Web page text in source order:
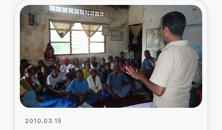
2010.03.15